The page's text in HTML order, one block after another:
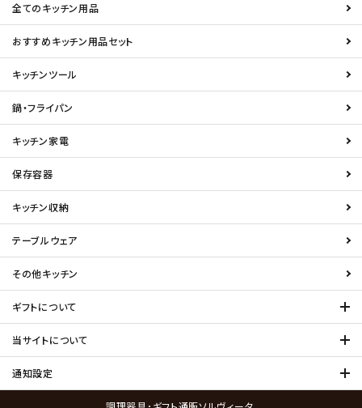
全てのキッチン用品
おすすめキッチン用品セット
キッチンツール
鍋・フライパン
キッチン家電
保存容器
キッチン収納
テーブルウェア
その他キッチン
ギフトについて
当サイトについて
通知設定